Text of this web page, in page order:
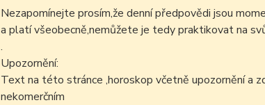
Nezapomínejte prosím,že denní předpovědi jsou
a platí všeobecně,nemůžete je tedy praktikovat na
.
Upozornění:
Text na této stránce ,horoskop včetně upozornění a
nekomerčním